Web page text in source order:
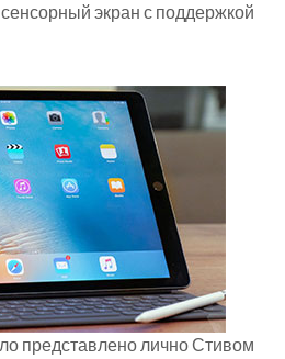
экран с поддержкой
представлено лично Стивом